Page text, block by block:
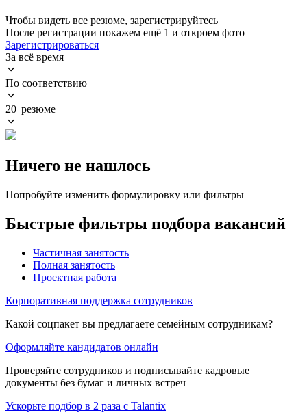
Чтобы видеть все резюме, зарегистрируйтесь
После регистрации покажем ещё 1 и откроем фото
Зарегистрироваться
За всё время
По соответствию
20 резюме
Ничего не нашлось
Попробуйте изменить формулировку или фильтры
Быстрые фильтры подбора вакансий
Частичная занятость
Полная занятость
Проектная работа
Корпоративная поддержка сотрудников
Какой соцпакет вы предлагаете семейным сотрудникам?
Оформляйте кандидатов онлайн
Проверяйте сотрудников и подписывайте кадровые
документы без бумаг и личных встреч
Ускорьте подбор в 2 раза с Talantix